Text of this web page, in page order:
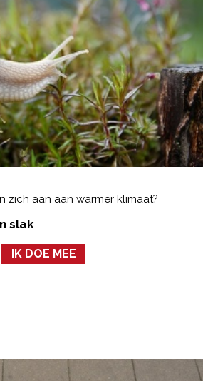
zich aan aan warmer klimaat?
slak
IK DOE MEE